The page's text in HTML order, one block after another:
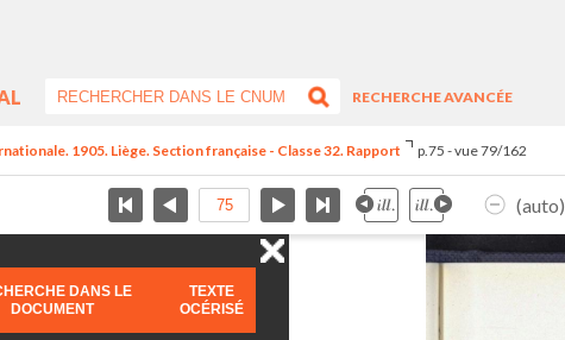
RECHERCHE AVANCÉE
1905. Liège. Section française - Classe 32. Rapport p.75 - vue 79/162
(auto)
DANS LE
DOCUMENT
TEXTE
OCÉRISÉ